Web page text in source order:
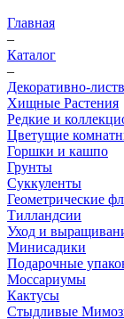
Главная
–
Каталог
–
Декоративно-
Хищные Растения
Редкие и
Цветущие
Горшки и кашпо
Грунты
Суккуленты
Геометрические
Тилландсии
Уход и
Минисадики
Подарочные
Моссариумы
Кактусы
Стыдливые